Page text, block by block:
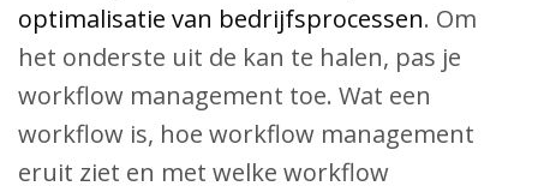
optimalisatie van bedrijfsprocessen. Om
het onderste uit de kan te halen, pas je
workflow management toe. Wat een
workflow is, hoe workflow management
eruit ziet en met welke workflow